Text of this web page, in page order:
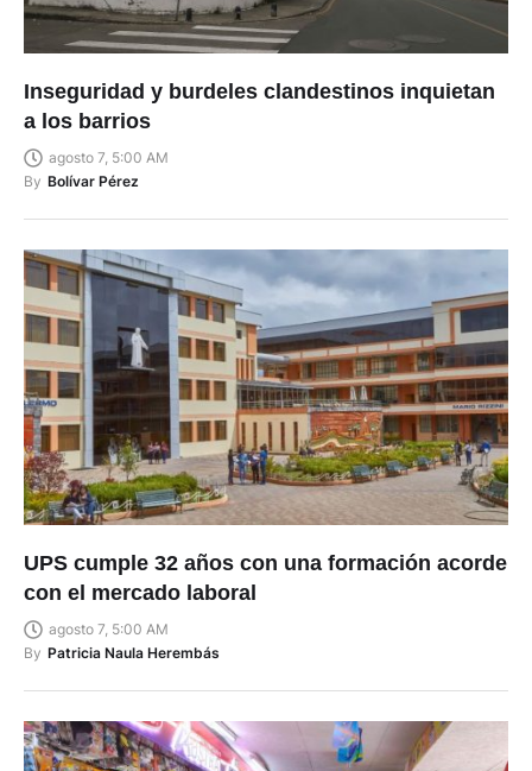
Inseguridad y burdeles clandestinos inquietan
a los barrios
agosto 7, 5:00 AM
By Bolívar Pérez
UPS cumple 32 años con una formación acorde
con el mercado laboral
agosto 7, 5:00 AM
By Patricia Naula Herembás